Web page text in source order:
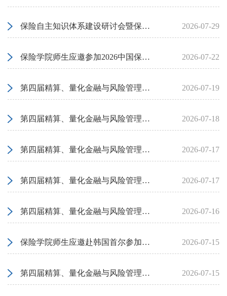
保险自主知识体系建设研讨会暨保险教育专委会2026年第一次会议在中央财经大学召开 2026-07-29
保险学院师生应邀参加2026中国保险与风险管理国际年会 2026-07-22
第四届精算、量化金融与风险管理国际会议平行论坛成功举行，聚焦风险度量与风险管理 2026-07-19
第四届精算、量化金融与风险管理国际会议“养老金”平行论坛圆满落幕 2026-07-18
第四届精算、量化金融与风险管理国际会议平行论坛圆满落幕，聚焦年金与金融风险 2026-07-17
第四届精算、量化金融与风险管理国际会议“量化金融与再保险”平行论坛圆满落幕 2026-07-17
第四届精算、量化金融与风险管理国际会议“随机控制”平行论坛圆满落幕 2026-07-16
保险学院师生应邀赴韩国首尔参加第29届IME年会并宣讲论文 2026-07-15
第四届精算、量化金融与风险管理国际会议“保险设计与定价”平行论坛圆满落幕 2026-07-15